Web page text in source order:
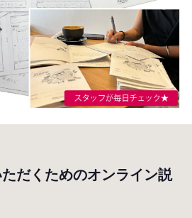
だくためのオンライン説